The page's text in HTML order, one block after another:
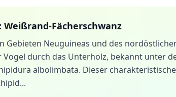
Weißrand-Fächerschwanz
Gebieten Neuguineas und des
durch das Unterholz, bekannt unter
albolimbata. Dieser